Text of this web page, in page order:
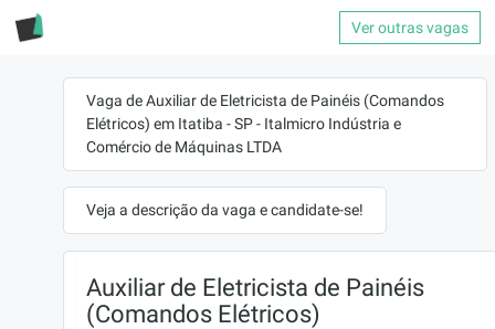
Ver outras vagas
Vaga de Auxiliar de Eletricista de Painéis (Comandos
Elétricos) em Itatiba - SP - Italmicro Indústria e
Comércio de Máquinas LTDA
Veja a descrição da vaga e candidate-se!
Auxiliar de Eletricista de Painéis
(Comandos Elétricos)